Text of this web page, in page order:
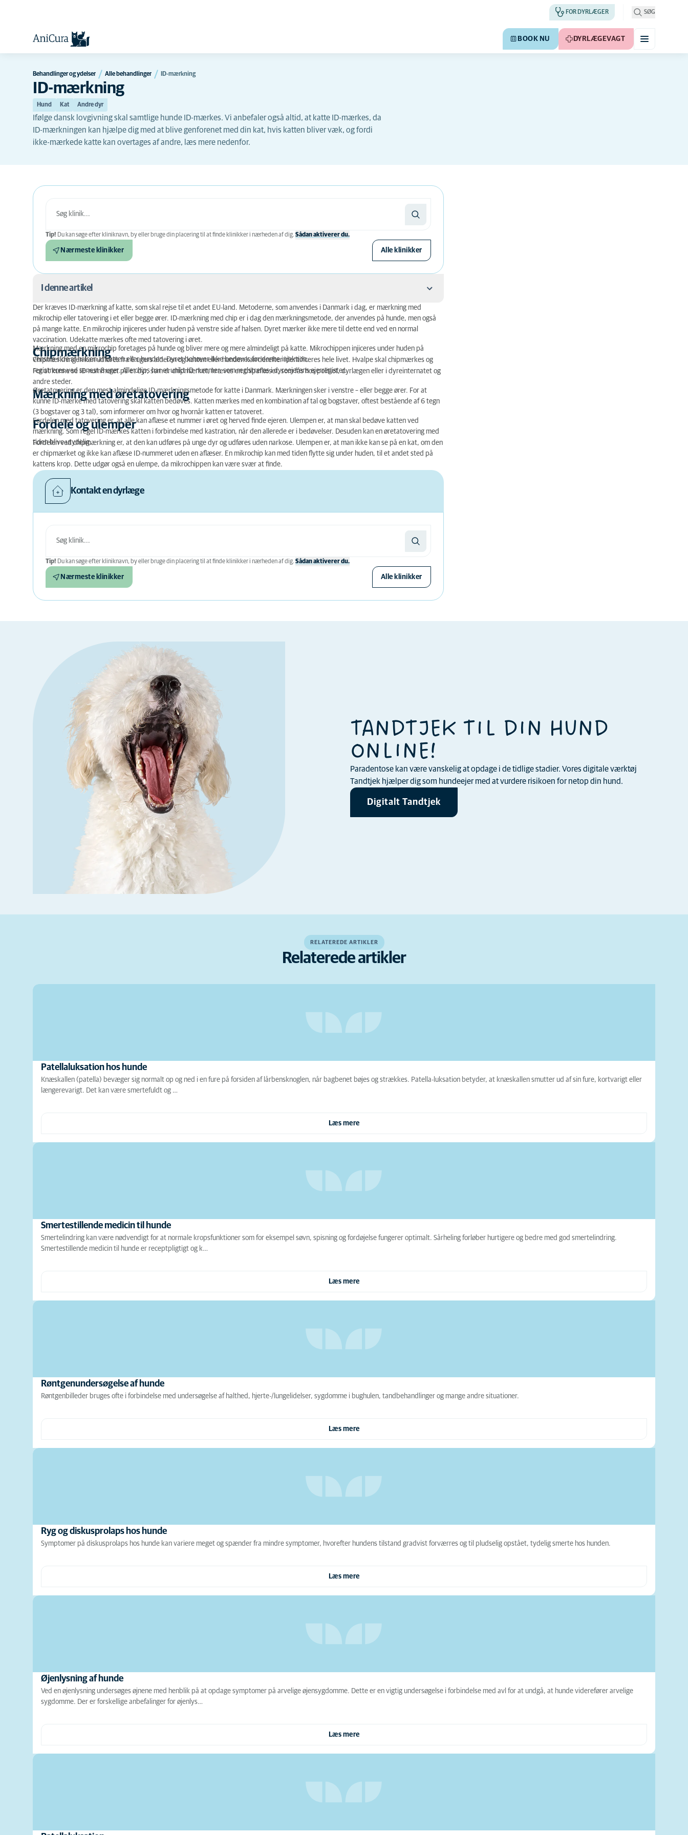
FOR DYRLÆGER SØG
BOOK NU DYRLÆGEVAGT
Behandlinger og ydelser Alle behandlinger ID-mærkning
ID-mærkning
Hund Kat Andre dyr
Ifølge dansk lovgivning skal samtlige hunde ID-mærkes. Vi anbefaler også altid, at katte ID-mærkes, da
ID-mærkningen kan hjælpe dig med at blive genforenet med din kat, hvis katten bliver væk, og fordi
ikke-mærkede katte kan overtages af andre, læs mere nedenfor.
Tip! Du kan søge efter kliniknavn, by eller bruge din placering til at finde klinikker i nærheden af ​​dig. Sådan aktiverer du.
Nærmeste klinikker Alle klinikker
I denne artikel
Chipmærkning
Mærkning med øretatovering
Fordele og ulemper
Der kræves ID-mærkning af katte, som skal rejse til et andet EU-land. Metoderne, som anvendes i Danmark i dag, er mærkning med
mikrochip eller tatovering i et eller begge ører. ID-mærkning med chip er i dag den mærkningsmetode, der anvendes på hunde, men også
på mange katte. En mikrochip injiceres under huden på venstre side af halsen. Dyret mærker ikke mere til dette end ved en normal
vaccination. Udekatte mærkes ofte med tatovering i øret.
Chipmærkning
Mærkning med en mikrochip foretages på hunde og bliver mere og mere almindeligt på katte. Mikrochippen injiceres under huden på
venstre side af halsen af katten eller hunden. Dyret behøver ikke bedøves før denne injektion.
Chipmærkningen kan udføres fra 6 ugers alderen og katten eller hunden kan derefter identificeres hele livet. Hvalpe skal chipmærkes og
registreres ved senest 8 uger. Alle chips har et unikt ID-nummer, som registreres i dyreejerens ejerregister.
For at kunne se ID-nummeret på et dyr, som er chipmærket, kræves en chipaflæser, som fås hos politiet, dyrlægen eller i dyreinternatet og
andre steder.
Mærkning med øretatovering
Øretatovering er den mest almindelige ID-mærkningsmetode for katte i Danmark. Mærkningen sker i venstre – eller begge ører. For at
kunne ID-mærke med tatovering skal katten bedøves. Katten mærkes med en kombination af tal og bogstaver, oftest bestående af 6 tegn
(3 bogstaver og 3 tal), som informerer om hvor og hvornår katten er tatoveret.
Fordele og ulemper
Fordelen med tatovering er, at alle kan aflæse et nummer i øret og herved finde ejeren. Ulempen er, at man skal bedøve katten ved
mærkning. Som regel ID-mærkes katten i forbindelse med kastration, når den allerede er i bedøvelser. Desuden kan en øretatovering med
tiden blive utydelig.
Fordelen ved chipmærkning er, at den kan udføres på unge dyr og udføres uden narkose. Ulempen er, at man ikke kan se på en kat, om den
er chipmærket og ikke kan aflæse ID-nummeret uden en aflæser. En mikrochip kan med tiden flytte sig under huden, til et andet sted på
kattens krop. Dette udgør også en ulempe, da mikrochippen kan være svær at finde.
Kontakt en dyrlæge
Tip! Du kan søge efter kliniknavn, by eller bruge din placering til at finde klinikker i nærheden af ​​dig. Sådan aktiverer du.
Nærmeste klinikker Alle klinikker
TANDTJEK TIL DIN HUND
ONLINE!
Paradentose kan være vanskelig at opdage i de tidlige stadier. Vores digitale værktøj
Tandtjek hjælper dig som hundeejer med at vurdere risikoen for netop din hund.
Digitalt Tandtjek
RELATEREDE ARTIKLER
Relaterede artikler
Patellaluksation hos hunde
Knæskallen (patella) bevæger sig normalt op og ned i en fure på forsiden af lårbensknoglen, når bagbenet bøjes og strækkes. Patella-luksation betyder, at knæskallen smutter ud af sin fure, kortvarigt eller
længerevarigt. Det kan være smertefuldt og …
Læs mere
Smertestillende medicin til hunde
Smertelindring kan være nødvendigt for at normale kropsfunktioner som for eksempel søvn, spisning og fordøjelse fungerer optimalt. Sårheling forløber hurtigere og bedre med god smertelindring.
Smertestillende medicin til hunde er receptpligtigt og k…
Læs mere
Røntgenundersøgelse af hunde
Røntgenbilleder bruges ofte i forbindelse med undersøgelse af halthed, hjerte-/lungelidelser, sygdomme i bughulen, tandbehandlinger og mange andre situationer.
Læs mere
Ryg og diskusprolaps hos hunde
Symptomer på diskusprolaps hos hunde kan variere meget og spænder fra mindre symptomer, hvorefter hundens tilstand gradvist forværres og til pludselig opstået, tydelig smerte hos hunden.
Læs mere
Øjenlysning af hunde
Ved en øjenlysning undersøges øjnene med henblik på at opdage symptomer på arvelige øjensygdomme. Dette er en vigtig undersøgelse i forbindelse med avl for at undgå, at hunde viderefører arvelige
sygdomme. Der er forskellige anbefalinger for øjenlys…
Læs mere